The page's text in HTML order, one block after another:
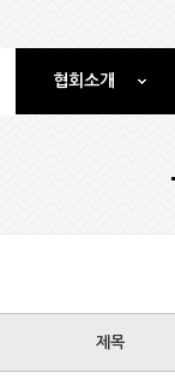
협회소개
제목